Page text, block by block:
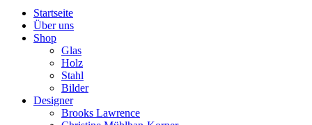
Startseite
Über uns
Shop
Glas
Holz
Stahl
Bilder
Designer
Brooks Lawrence